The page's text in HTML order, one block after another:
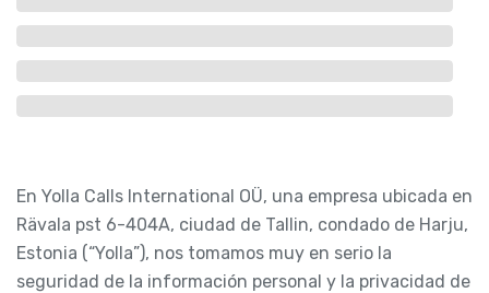
En Yolla Calls International OÜ, una empresa ubicada en
Rävala pst 6-404A, ciudad de Tallin, condado de Harju,
Estonia (“Yolla”), nos tomamos muy en serio la
seguridad de la información personal y la privacidad de